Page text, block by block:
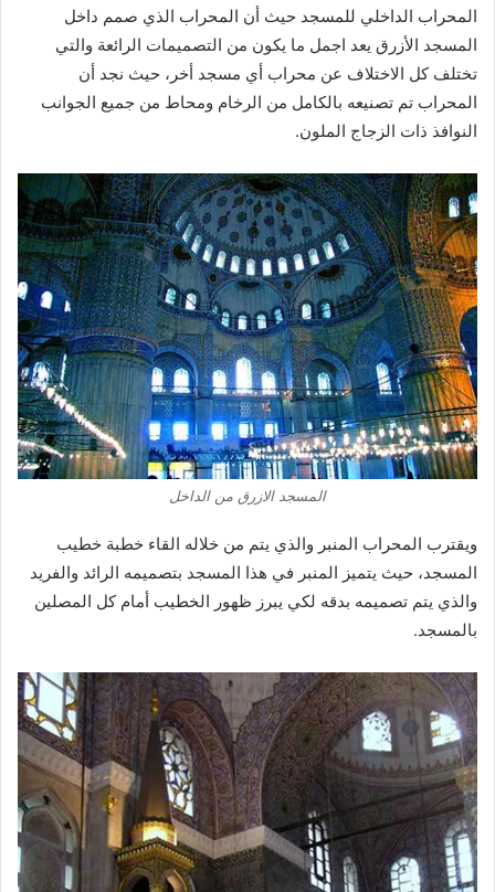
المحراب الداخلي للمسجد حيث أن المحراب الذي صمم داخل
المسجد الأزرق يعد اجمل ما يكون من التصميمات الرائعة والتي
تختلف كل الاختلاف عن محراب أي مسجد أخر، حيث نجد أن
المحراب تم تصنيعه بالكامل من الرخام ومحاط من جميع الجوانب
النوافذ ذات الزجاج الملون.
المسجد الازرق من الداخل
ويقترب المحراب المنبر والذي يتم من خلاله القاء خطبة خطيب
المسجد، حيث يتميز المنبر في هذا المسجد بتصميمه الرائد والفريد
والذي يتم تصميمه بدقه لكي يبرز ظهور الخطيب أمام كل المصلين
بالمسجد.